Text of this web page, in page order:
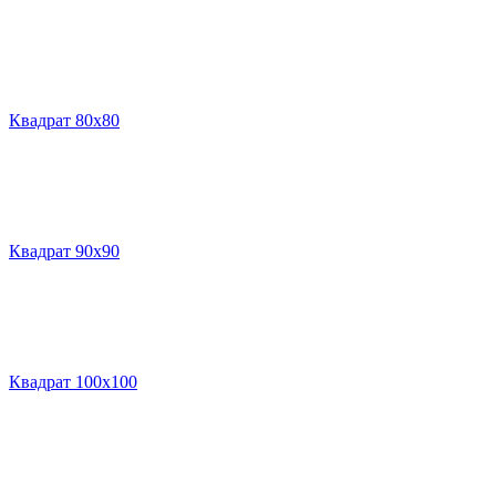
Квадрат 80х80
Квадрат 90х90
Квадрат 100х100